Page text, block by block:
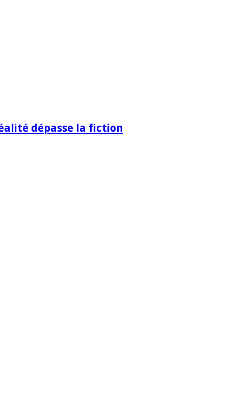
dépasse la fiction